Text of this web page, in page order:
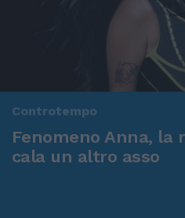
Controtempo
Fenomeno Anna, la
cala un altro asso